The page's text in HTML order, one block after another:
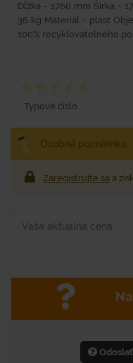
Dĺžka - 1760 mm Šírka -
36 kg Materiál - plast
100% recyklovateľného
Typové číslo
Zaregistrujte sa a
Vaša aktuálna cena